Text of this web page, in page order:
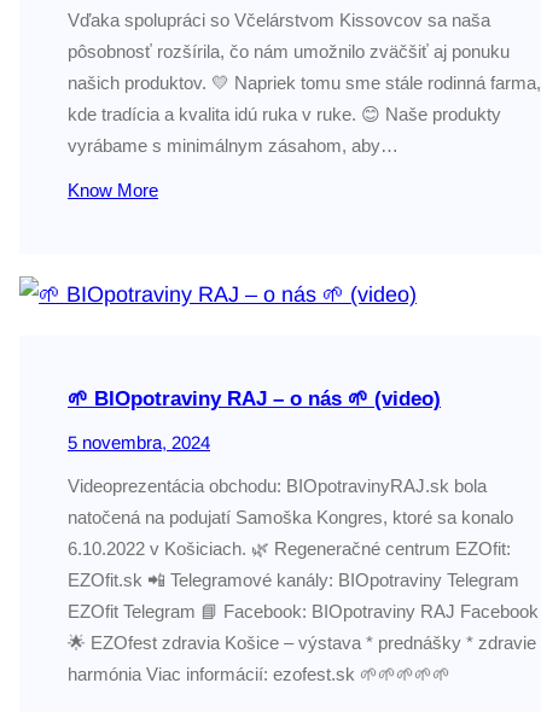
Vďaka spolupráci so Včelárstvom Kissovcov sa naša
pôsobnosť rozšírila, čo nám umožnilo zväčšiť aj ponuku
našich produktov. 💛 Napriek tomu sme stále rodinná farma,
kde tradícia a kvalita idú ruka v ruke. 😊 Naše produkty
vyrábame s minimálnym zásahom, aby…
Know More
🌱 BIOpotraviny RAJ – o nás 🌱 (video)
5 novembra, 2024
Videoprezentácia obchodu: BIOpotravinyRAJ.sk bola
natočená na podujatí Samoška Kongres, ktoré sa konalo
6.10.2022 v Košiciach. 🌿 Regeneračné centrum EZOfit:
EZOfit.sk 📲 Telegramové kanály: BIOpotraviny Telegram
EZOfit Telegram 📘 Facebook: BIOpotraviny RAJ Facebook
🌟 EZOfest zdravia Košice – výstava * prednášky * zdravie
harmónia Viac informácií: ezofest.sk 🌱🌱🌱🌱🌱